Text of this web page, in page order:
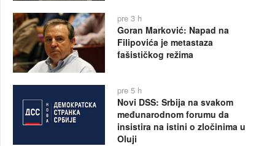
pre 3 h
Goran Marković: Napad na
Filipovića je metastaza
fašističkog režima
pre 5 h
Novi DSS: Srbija na svakom
međunarodnom forumu da
insistira na istini o zločinima u
Oluji